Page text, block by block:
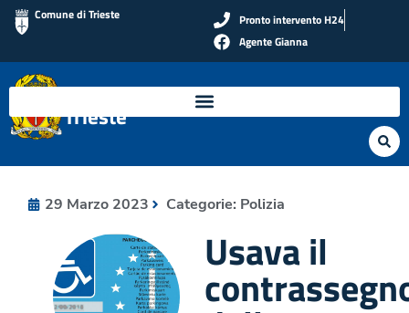
Comune di Trieste
Pronto intervento H24
Agente Gianna
Polizia Locale di
Trieste
29 Marzo 2023 Categorie: Polizia
Usava il